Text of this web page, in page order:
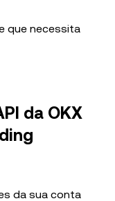
que necessita
da OKX
da sua conta